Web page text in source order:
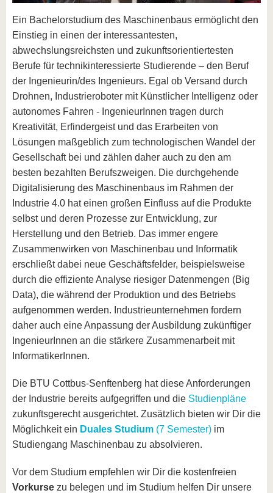
Ein Bachelorstudium des Maschinenbaus ermöglicht den
Einstieg in einen der interessantesten,
abwechslungsreichsten und zukunftsorientiertesten
Berufe für technikinteressierte Studierende – den Beruf
der Ingenieurin/des Ingenieurs. Egal ob Versand durch
Drohnen, Industrieroboter mit Künstlicher Intelligenz oder
autonomes Fahren - IngenieurInnen tragen durch
Kreativität, Erfindergeist und das Erarbeiten von
Lösungen maßgeblich zum technologischen Wandel der
Gesellschaft bei und zählen daher auch zu den am
besten bezahlten Berufszweigen. Die durchgehende
Digitalisierung des Maschinenbaus im Rahmen der
Industrie 4.0 hat einen großen Einfluss auf die Produkte
selbst und deren Prozesse zur Entwicklung, zur
Herstellung und den Betrieb. Das immer engere
Zusammenwirken von Maschinenbau und Informatik
erschließt dabei neue Geschäftsfelder, beispielsweise
durch die effiziente Analyse riesiger Datenmengen (Big
Data), die während der Produktion und des Betriebs
aufgenommen werden. Industrieunternehmen fordern
daher auch eine Anpassung der Ausbildung zukünftiger
IngenieurInnen an die stärkere Zusammenarbeit mit
InformatikerInnen.
Die BTU Cottbus-Senftenberg hat diese Anforderungen
der Industrie bereits aufgegriffen und die Studienpläne
zukunftsgerecht ausgerichtet. Zusätzlich bieten wir Dir die
Möglichkeit ein Duales Studium (7 Semester) im
Studiengang Maschinenbau zu absolvieren.
Vor dem Studium empfehlen wir Dir die kostenfreien
Vorkurse zu belegen und im Studium helfen Dir unsere